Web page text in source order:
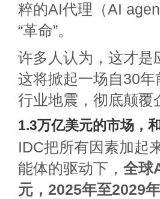
粹的AI代理（AI
“革命”。
许多人认为，这才是
这将掀起一场自30
行业地震，彻底颠覆
1.3万亿美元的市场，
IDC把所有因素加起
能体的驱动下， 全球
元，2025年至2029